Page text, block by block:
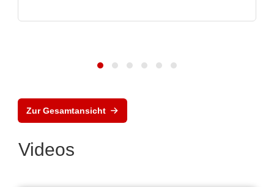
Zur Gesamtansicht
Videos